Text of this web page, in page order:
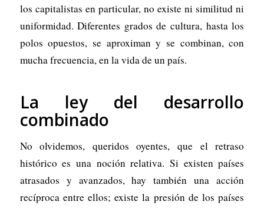
los capitalistas en particular, no existe ni similitud ni
uniformidad. Diferentes grados de cultura, hasta los
polos opuestos, se aproximan y se combinan, con
mucha frecuencia, en la vida de un país.
La ley del desarrollo
combinado
No olvidemos, queridos oyentes, que el retraso
histórico es una noción relativa. Si existen países
atrasados y avanzados, hay también una acción
recíproca entre ellos; existe la presión de los países